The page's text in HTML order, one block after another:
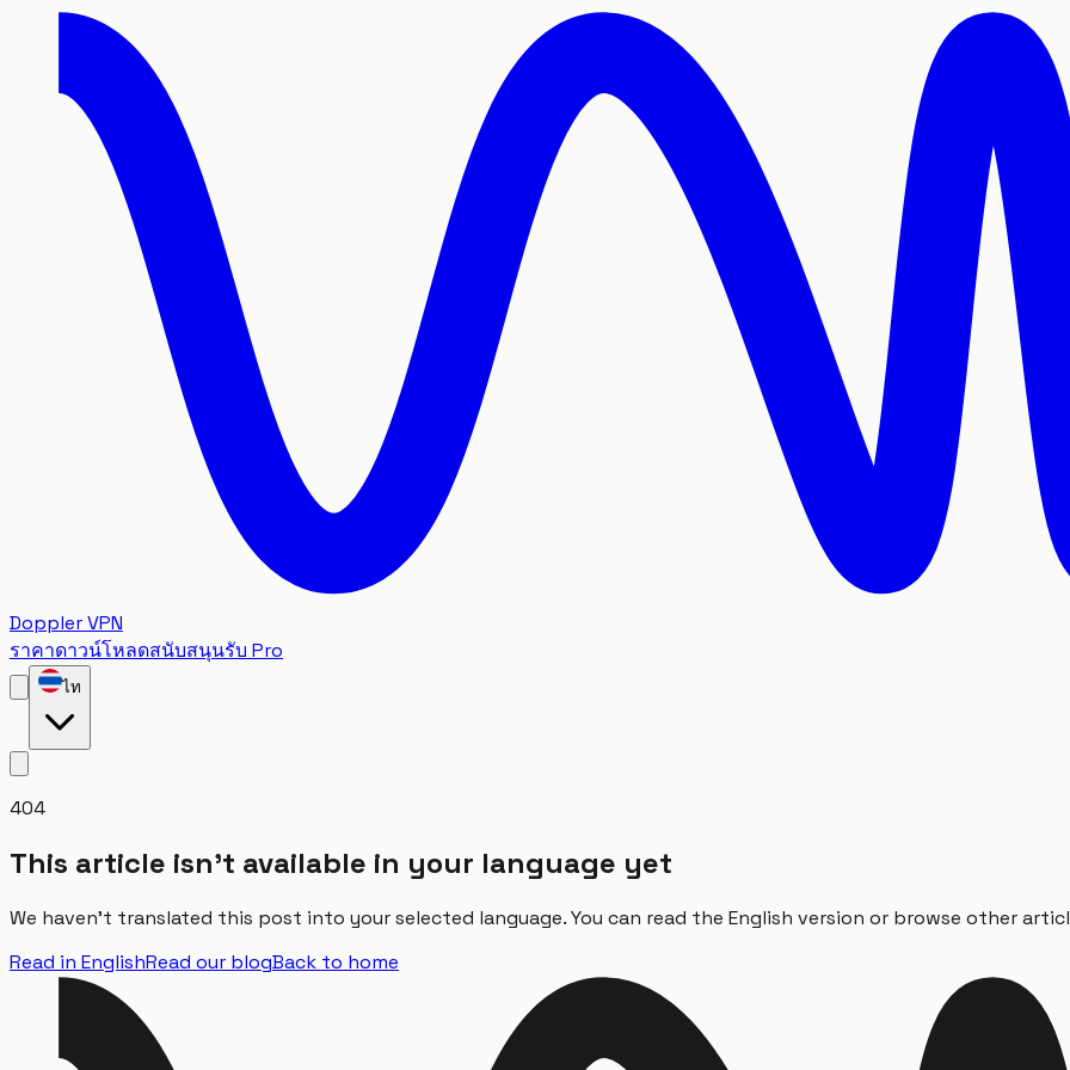
Doppler VPN
ราคาดาวน์โหลดสนับสนุนรับ Pro
ไท
404
This article isn't available in your language yet
We haven't translated this post into your selected language. You can read the English version or browse other
Read in EnglishRead our blogBack to home